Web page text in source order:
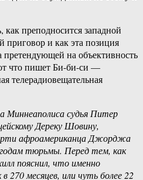
преподносится западной
и как эта позиция
претендующей на объективность
что пишет Би-би-си —
телерадиовещательная
Миннеаполиса судья Питер
Дереку Шовину,
афроамериканца Джорджа
тюрьмы. Перед тем, как
пояснил, что именно
270 месяцев, или чуть более 22